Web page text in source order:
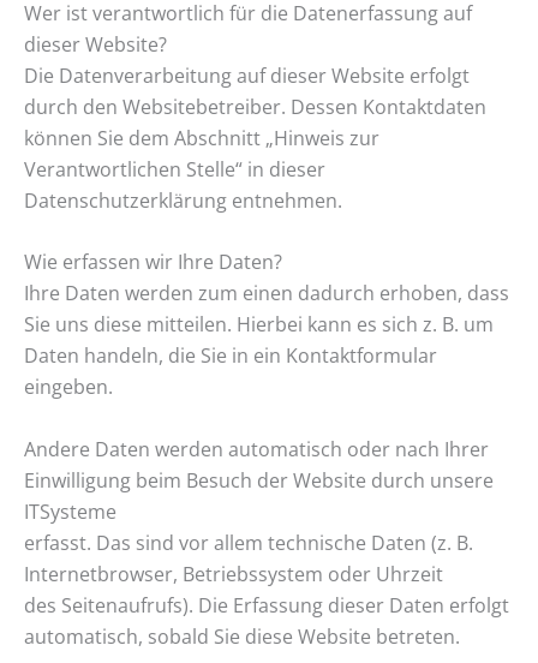
Wer ist verantwortlich für die Datenerfassung auf
dieser Website?
Die Datenverarbeitung auf dieser Website erfolgt
durch den Websitebetreiber. Dessen Kontaktdaten
können Sie dem Abschnitt „Hinweis zur
Verantwortlichen Stelle“ in dieser
Datenschutzerklärung entnehmen.
Wie erfassen wir Ihre Daten?
Ihre Daten werden zum einen dadurch erhoben, dass
Sie uns diese mitteilen. Hierbei kann es sich z. B. um
Daten handeln, die Sie in ein Kontaktformular
eingeben.
Andere Daten werden automatisch oder nach Ihrer
Einwilligung beim Besuch der Website durch unsere
ITSysteme
erfasst. Das sind vor allem technische Daten (z. B.
Internetbrowser, Betriebssystem oder Uhrzeit
des Seitenaufrufs). Die Erfassung dieser Daten erfolgt
automatisch, sobald Sie diese Website betreten.